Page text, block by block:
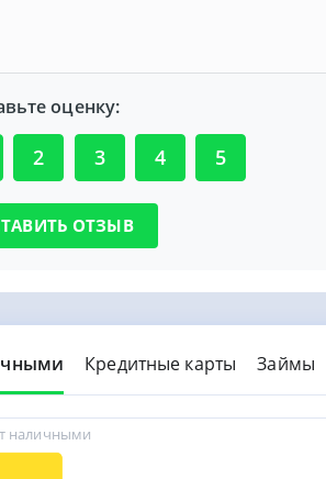
оценку:
2 3 4 5
Кредитные карты Займы
наличными